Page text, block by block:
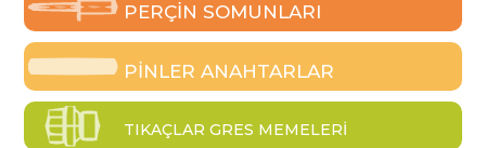
PERÇIN SOMUNLARI
PINLER ANAHTARLAR
TIKAÇLAR GRES MEMELERI